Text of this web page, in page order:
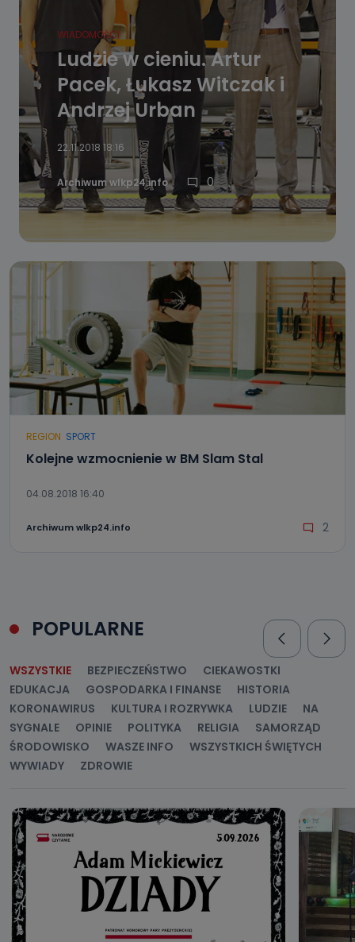
WIADOMOŚCI
Ludzie w cieniu. Artur
Pacek, Łukasz Witczak i
Andrzej Urban
22.11.2018 18:16
Archiwum wlkp24.info 0
REGION SPORT
Kolejne wzmocnienie w BM Slam Stal
04.08.2018 16:40
Archiwum wlkp24.info 2
POPULARNE
WSZYSTKIE BEZPIECZEŃSTWO
CIEKAWOSTKI
EDUKACJA
GOSPODARKA I FINANSE
HISTORIA
KORONAWIRUS
KULTURA I ROZRYWKA LUDZIE
NA
SYGNALE
OPINIE POLITYKA RELIGIA
SAMORZĄD
ŚRODOWISKO
WASZE INFO
WSZYSTKICH ŚWIĘTYCH
WYWIADY
ZDROWIE